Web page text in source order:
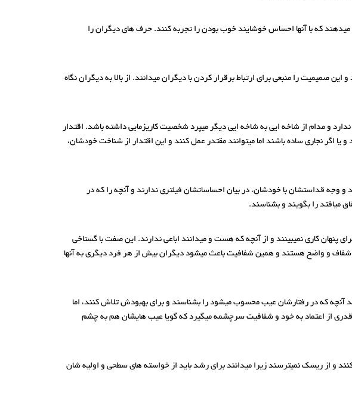
که با آنها احساس خوشایند خوب بودن را تجربه کنند. حرف های دیگران را
را منبعی برای ارتباط برقرار کردن با دیگران میدانند. از بالا به دیگران نگاه
و مدام از شاخه ایی به شاخه ایی دیگر میپرد شخصیت کاریزمایی داشته باشد. اقتدار
نجاری ساده باشند اما میتوانند مقتدر عمل کنند و این اقتدار از شناخت خودشان،
قداستشان با خودشان، در بیان احساساتشان فیلتری ندارند و آنچه را که در
میافتد را بگویند و بشناسند.
پنهان کاری نمیبینند و از آنچه که هست و میدانند اباعی ندارند. این صفت با گستاخی
شفاف و واضح هستند و همین شفافیت باعث میشود دیگران بیش از هر فرد دیگری به آنها
آنچه که در رفتارشان عیب محسوب میشود را بشناسند و برای بهبودش تلاش کنند، اما
قدری از اعتماد به خود و شفافیت سرچشمه میگیرد که گویا عیب هایشان هم به چشم
و از ریسک نمیترسند زیرا میدانند برای رشد باید از خواسته های سطحی و اولیه شان